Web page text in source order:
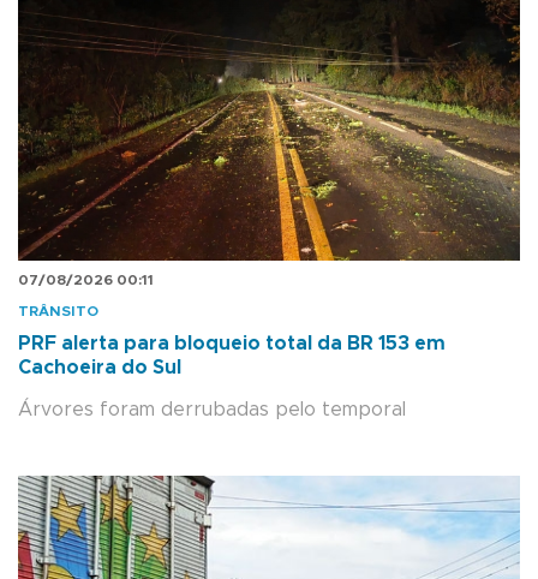
07/08/2026 00:11
TRÂNSITO
PRF alerta para bloqueio total da BR 153 em
Cachoeira do Sul
Árvores foram derrubadas pelo temporal